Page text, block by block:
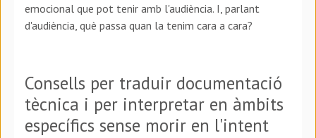
emocional que pot tenir amb l'audiència. I, parlant
d'audiència, què passa quan la tenim cara a cara?
Consells per traduir documentació
tècnica i per interpretar en àmbits
específics sense morir en l'intent